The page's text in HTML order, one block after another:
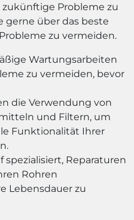
Probleme zu
gerne über das beste
zu vermeiden.
Wartungsarbeiten
zu vermeiden, bevor
die Verwendung von
und Filtern, um
Funktionalität Ihrer
spezialisiert, Reparaturen
Rohren
Lebensdauer zu